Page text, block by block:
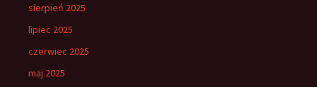
sierpień 2025
lipiec 2025
czerwiec 2025
maj 2025